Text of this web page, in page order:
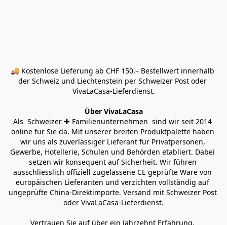
🚚 Kostenlose Lieferung ab CHF 150.– Bestellwert innerhalb
der Schweiz und Liechtenstein per Schweizer Post oder
VivaLaCasa-Lieferdienst.
Über VivaLaCasa
Als  Schweizer ✚ Familienunternehmen  sind wir seit 2014
online für Sie da. Mit unserer breiten Produktpalette haben
wir uns als zuverlässiger Lieferant für Privatpersonen,
Gewerbe, Hotellerie, Schulen und Behörden etabliert. Dabei
setzen wir konsequent auf Sicherheit. Wir führen
ausschliesslich offiziell zugelassene CE geprüfte Ware von
europäischen Lieferanten und verzichten vollständig auf
ungeprüfte China-Direktimporte. Versand mit Schweizer Post
oder VivaLaCasa-Lieferdienst.
Vertrauen Sie auf über ein Jahrzehnt Erfahrung,